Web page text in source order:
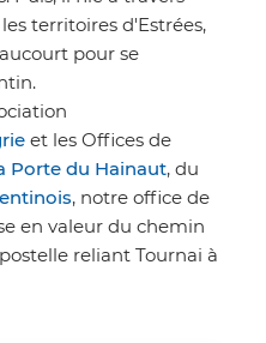
territoires d'Estrées,
pour se
et les Offices de
Porte du Hainaut, du
, notre office de
en valeur du chemin
reliant Tournai à